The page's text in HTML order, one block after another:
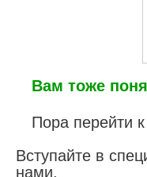
Вам тоже
Пора перейти
Вступайте в
нами.